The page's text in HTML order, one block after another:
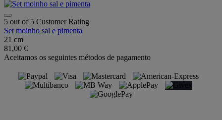
5 out of 5 Customer Rating
Set moinho sal e pimenta
21 cm
81,00 €
Aceitamos os seguintes métodos de pagamento